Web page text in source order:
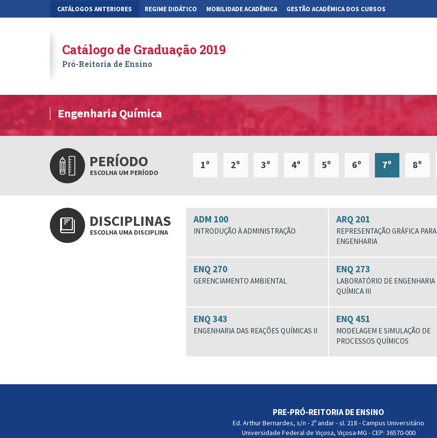
CATÁLOGOS ANTERIORES REGIME DIDÁTICO MOBILIDADE ACADÊMICA GESTÃO ACADÊMICA DOS CURSOS
Catálogo de Graduação 2019
Pró-Reitoria de Ensino
Engenharia Química
PERÍODO
ESCOLHA UM PERÍODO
1º 2º 3º 4º 5º 6º 7º 8º
DISCIPLINAS
ESCOLHA UMA DISCIPLINA
ADM 100
INTRODUÇÃO À ADMINISTRAÇÃO
ARQ 201
REPRESENTAÇÃO GRÁFICA PARA
ENGENHARIA
ENQ 270
GERENCIAMENTO AMBIENTAL
ENQ 273
LABORATÓRIO DE ENGENHARIA
QUÍMICA III
ENQ 343
ENGENHARIA DAS REAÇÕES QUÍMICAS II
ENQ 451
MODELAGEM E SIMULAÇÃO DE
PROCESSOS QUÍMICOS
PRE-PRÓ-REITORIA DE ENSINO
Ed. Arthur Bernardes, s/n - 2º andar - sl. 218 - Campus Universitário
Universidade Federal de Viçosa, Viçosa-MG - CEP: 36570-000